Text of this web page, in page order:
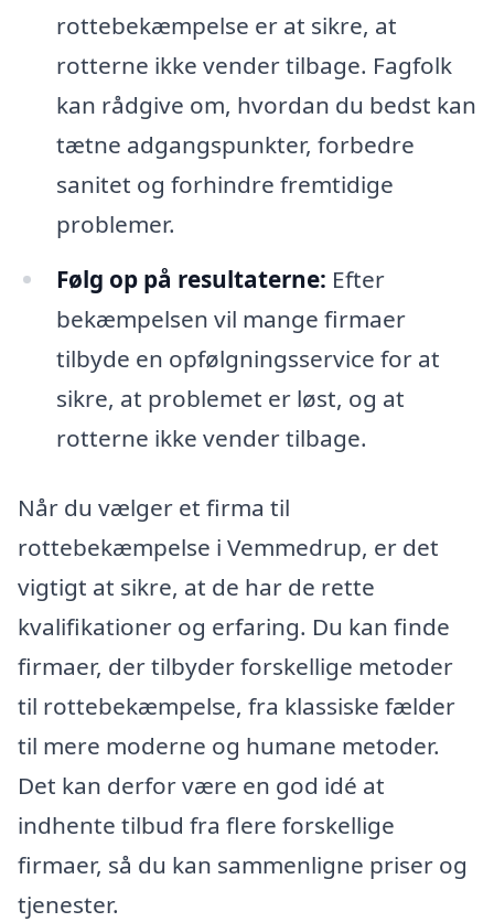
rottebekæmpelse er at sikre, at
rotterne ikke vender tilbage. Fagfolk
kan rådgive om, hvordan du bedst kan
tætne adgangspunkter, forbedre
sanitet og forhindre fremtidige
problemer.
Følg op på resultaterne: Efter
bekæmpelsen vil mange firmaer
tilbyde en opfølgningsservice for at
sikre, at problemet er løst, og at
rotterne ikke vender tilbage.
Når du vælger et firma til
rottebekæmpelse i Vemmedrup, er det
vigtigt at sikre, at de har de rette
kvalifikationer og erfaring. Du kan finde
firmaer, der tilbyder forskellige metoder
til rottebekæmpelse, fra klassiske fælder
til mere moderne og humane metoder.
Det kan derfor være en god idé at
indhente tilbud fra flere forskellige
firmaer, så du kan sammenligne priser og
tjenester.